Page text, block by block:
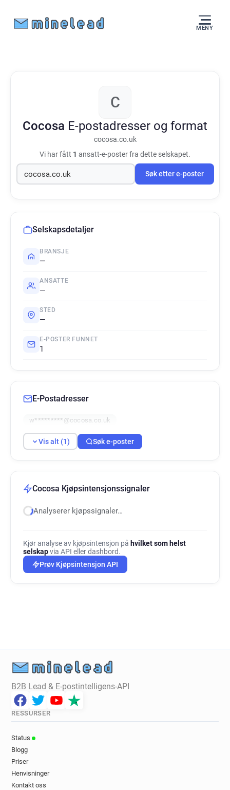
MENY
C
Cocosa E-postadresser og format
cocosa.co.uk
Vi har fått 1 ansatt-e-poster fra dette selskapet.
Søk etter e-poster
Selskapsdetaljer
BRANSJE
—
ANSATTE
—
STED
—
E-POSTER FUNNET
1
E-Postadresser
w*********@cocosa.co.uk
Vis alt (1) Søk e-poster
Cocosa Kjøpsintensjonssignaler
Analyserer kjøpssignaler…
Kjør analyse av kjøpsintensjon på hvilket som helst
selskapvia API eller dashbord.
Prøv Kjøpsintensjon API
B2B Lead & E-postintelligens-API
RESSURSER
Status
Blogg
Priser
Henvisninger
Kontakt oss